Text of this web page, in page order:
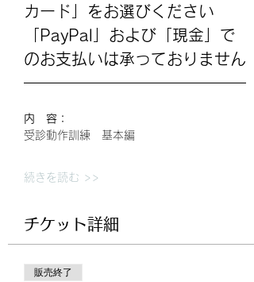
カード」をお選びください
「PayPal」および「現金」で
のお支払いは承っておりません
内　容：
受診動作訓練　基本編
続きを読む >>
チケット詳細
販売終了